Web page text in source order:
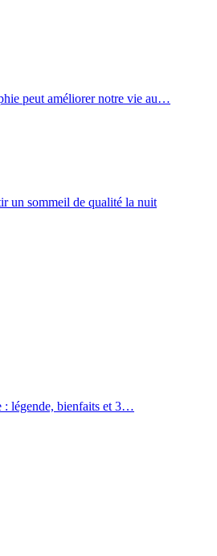
peut améliorer notre vie au…
un sommeil de qualité la nuit
: légende, bienfaits et 3…